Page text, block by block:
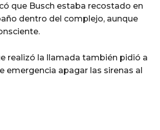
que Busch estaba recostado en
dentro del complejo, aunque
realizó la llamada también pidió a
emergencia apagar las sirenas al